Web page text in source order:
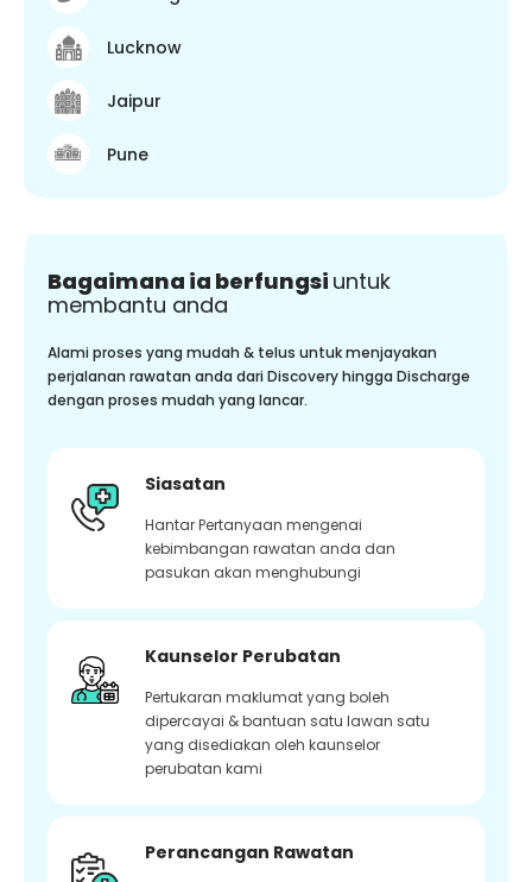
Lucknow
Jaipur
Pune
Bagaimana ia berfungsi untuk
membantu anda
Alami proses yang mudah & telus untuk menjayakan
perjalanan rawatan anda dari Discovery hingga Discharge
dengan proses mudah yang lancar.
Siasatan
Hantar Pertanyaan mengenai
kebimbangan rawatan anda dan
pasukan akan menghubungi
Kaunselor Perubatan
Pertukaran maklumat yang boleh
dipercayai & bantuan satu lawan satu
yang disediakan oleh kaunselor
perubatan kami
Perancangan Rawatan